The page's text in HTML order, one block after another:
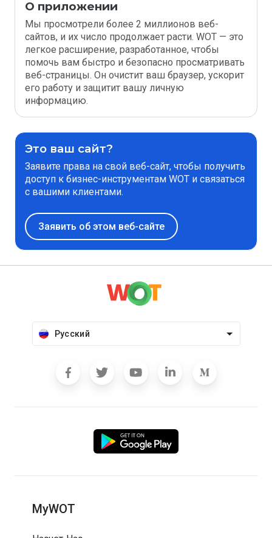
О приложении
Мы просмотрели более 2 миллионов веб-
сайтов, и их число продолжает расти. WOT — это
легкое расширение, разработанное, чтобы
помочь вам быстро и безопасно просматривать
веб-страницы. Он очистит ваш браузер, ускорит
его работу и защитит вашу личную
информацию.
Это ваш сайт?
Заявите права на свой веб-сайт, чтобы получить
доступ к бизнес-инструментам WOT и связаться
с вашими клиентами.
Заявить об этом веб-сайте
Русский
MyWOT